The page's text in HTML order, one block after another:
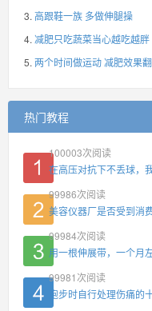
高跟鞋一族 多做伸腿操
减肥只吃蔬菜当心越吃越胖
两个时间做运动 减肥效果
热门教程
100003次阅读
在高压对抗下不丢球，
99986次阅读
美容仪器厂是否受到消
99984次阅读
用一根伸展带，一个月
99981 次阅读
跑步时自行处理伤痛的